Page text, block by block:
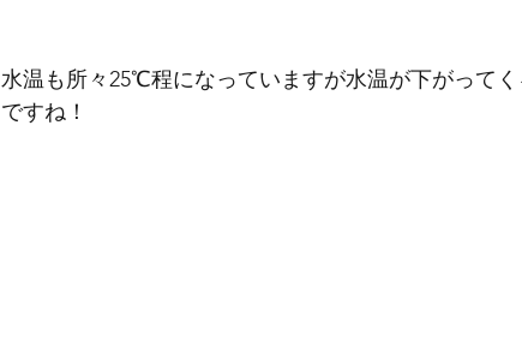
水温も所々25℃程になっていますが水温が下がって
ですね！